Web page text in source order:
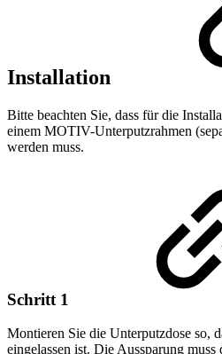
Installation
Bitte beachten Sie, dass für die
einem MOTIV-Unterputzrahmen
werden muss.
Schritt 1
Montieren Sie die Unterputzdose so,
eingelassen ist. Die Aussparung